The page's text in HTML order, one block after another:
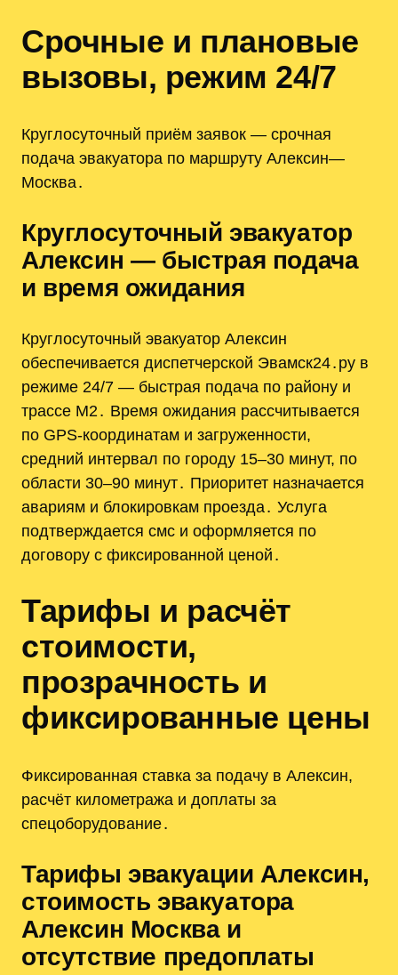
Срочные и плановые
вызовы, режим 24/7
Круглосуточный приём заявок — срочная
подача эвакуатора по маршруту Алексин—
Москва․
Круглосуточный эвакуатор
Алексин — быстрая подача
и время ожидания
Круглосуточный эвакуатор Алексин
обеспечивается диспетчерской Эвамск24․ру в
режиме 24/7 — быстрая подача по району и
трассе М2․ Время ожидания рассчитывается
по GPS‑координатам и загруженности,
средний интервал по городу 15–30 минут, по
области 30–90 минут․ Приоритет назначается
авариям и блокировкам проезда․ Услуга
подтверждается смс и оформляется по
договору с фиксированной ценой․
Тарифы и расчёт
стоимости,
прозрачность и
фиксированные цены
Фиксированная ставка за подачу в Алексин,
расчёт километража и доплаты за
спецоборудование․
Тарифы эвакуации Алексин,
стоимость эвакуатора
Алексин Москва и
отсутствие предоплаты